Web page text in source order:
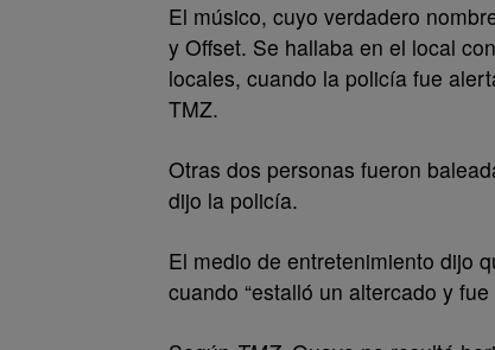
El músico, cuyo verdadero
y Offset. Se hallaba en el local
locales, cuando la policía fue
TMZ.
Otras dos personas fueron
dijo la policía.
El medio de entretenimiento dijo
cuando “estalló un altercado y